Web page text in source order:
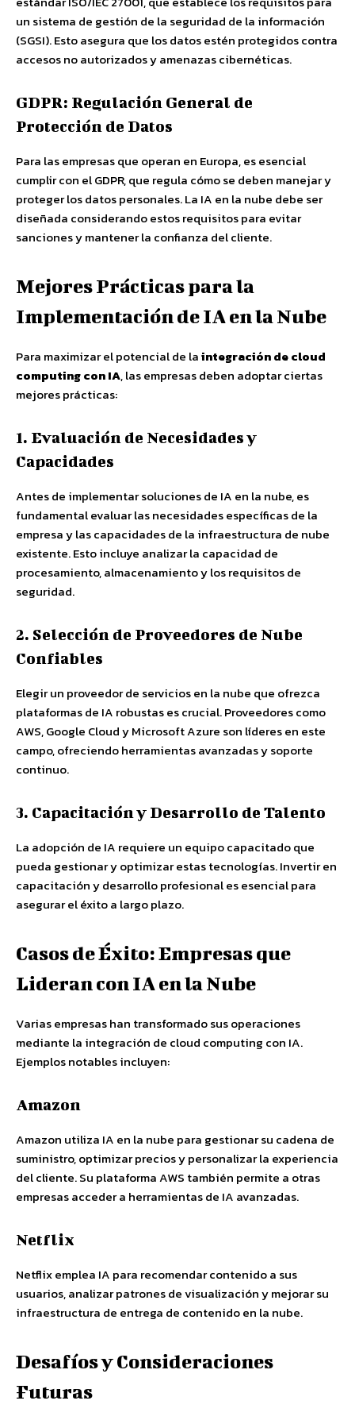
un sistema de gestión de la seguridad de la información
(SGSI). Esto asegura que los datos estén protegidos contra
accesos no autorizados y amenazas cibernéticas.
GDPR: Regulación General de
Protección de Datos
Para las empresas que operan en Europa, es esencial
cumplir con el GDPR, que regula cómo se deben manejar y
proteger los datos personales. La IA en la nube debe ser
diseñada considerando estos requisitos para evitar
sanciones y mantener la confianza del cliente.
Mejores Prácticas para la
Implementación de IA en la Nube
Para maximizar el potencial de laintegración de cloud
computing con IA, las empresas deben adoptar ciertas
mejores prácticas:
1. Evaluación de Necesidades y
Capacidades
Antes de implementar soluciones de IA en la nube, es
fundamental evaluar las necesidades específicas de la
empresa y las capacidades de la infraestructura de nube
existente. Esto incluye analizar la capacidad de
procesamiento, almacenamiento y los requisitos de
seguridad.
2. Selección de Proveedores de Nube
Confiables
Elegir un proveedor de servicios en la nube que ofrezca
plataformas de IA robustas es crucial. Proveedores como
AWS, Google Cloud y Microsoft Azure son líderes en este
campo, ofreciendo herramientas avanzadas y soporte
continuo.
3. Capacitación y Desarrollo de Talento
La adopción de IA requiere un equipo capacitado que
pueda gestionar y optimizar estas tecnologías. Invertir en
capacitación y desarrollo profesional es esencial para
asegurar el éxito a largo plazo.
Casos de Éxito: Empresas que
Lideran con IA en la Nube
Varias empresas han transformado sus operaciones
mediante la integración de cloud computing con IA.
Ejemplos notables incluyen:
Amazon
Amazon utiliza IA en la nube para gestionar su cadena de
suministro, optimizar precios y personalizar la experiencia
del cliente. Su plataforma AWS también permite a otras
empresas acceder a herramientas de IA avanzadas.
Netflix
Netflix emplea IA para recomendar contenido a sus
usuarios, analizar patrones de visualización y mejorar su
infraestructura de entrega de contenido en la nube.
Desafíos y Consideraciones
Futuras